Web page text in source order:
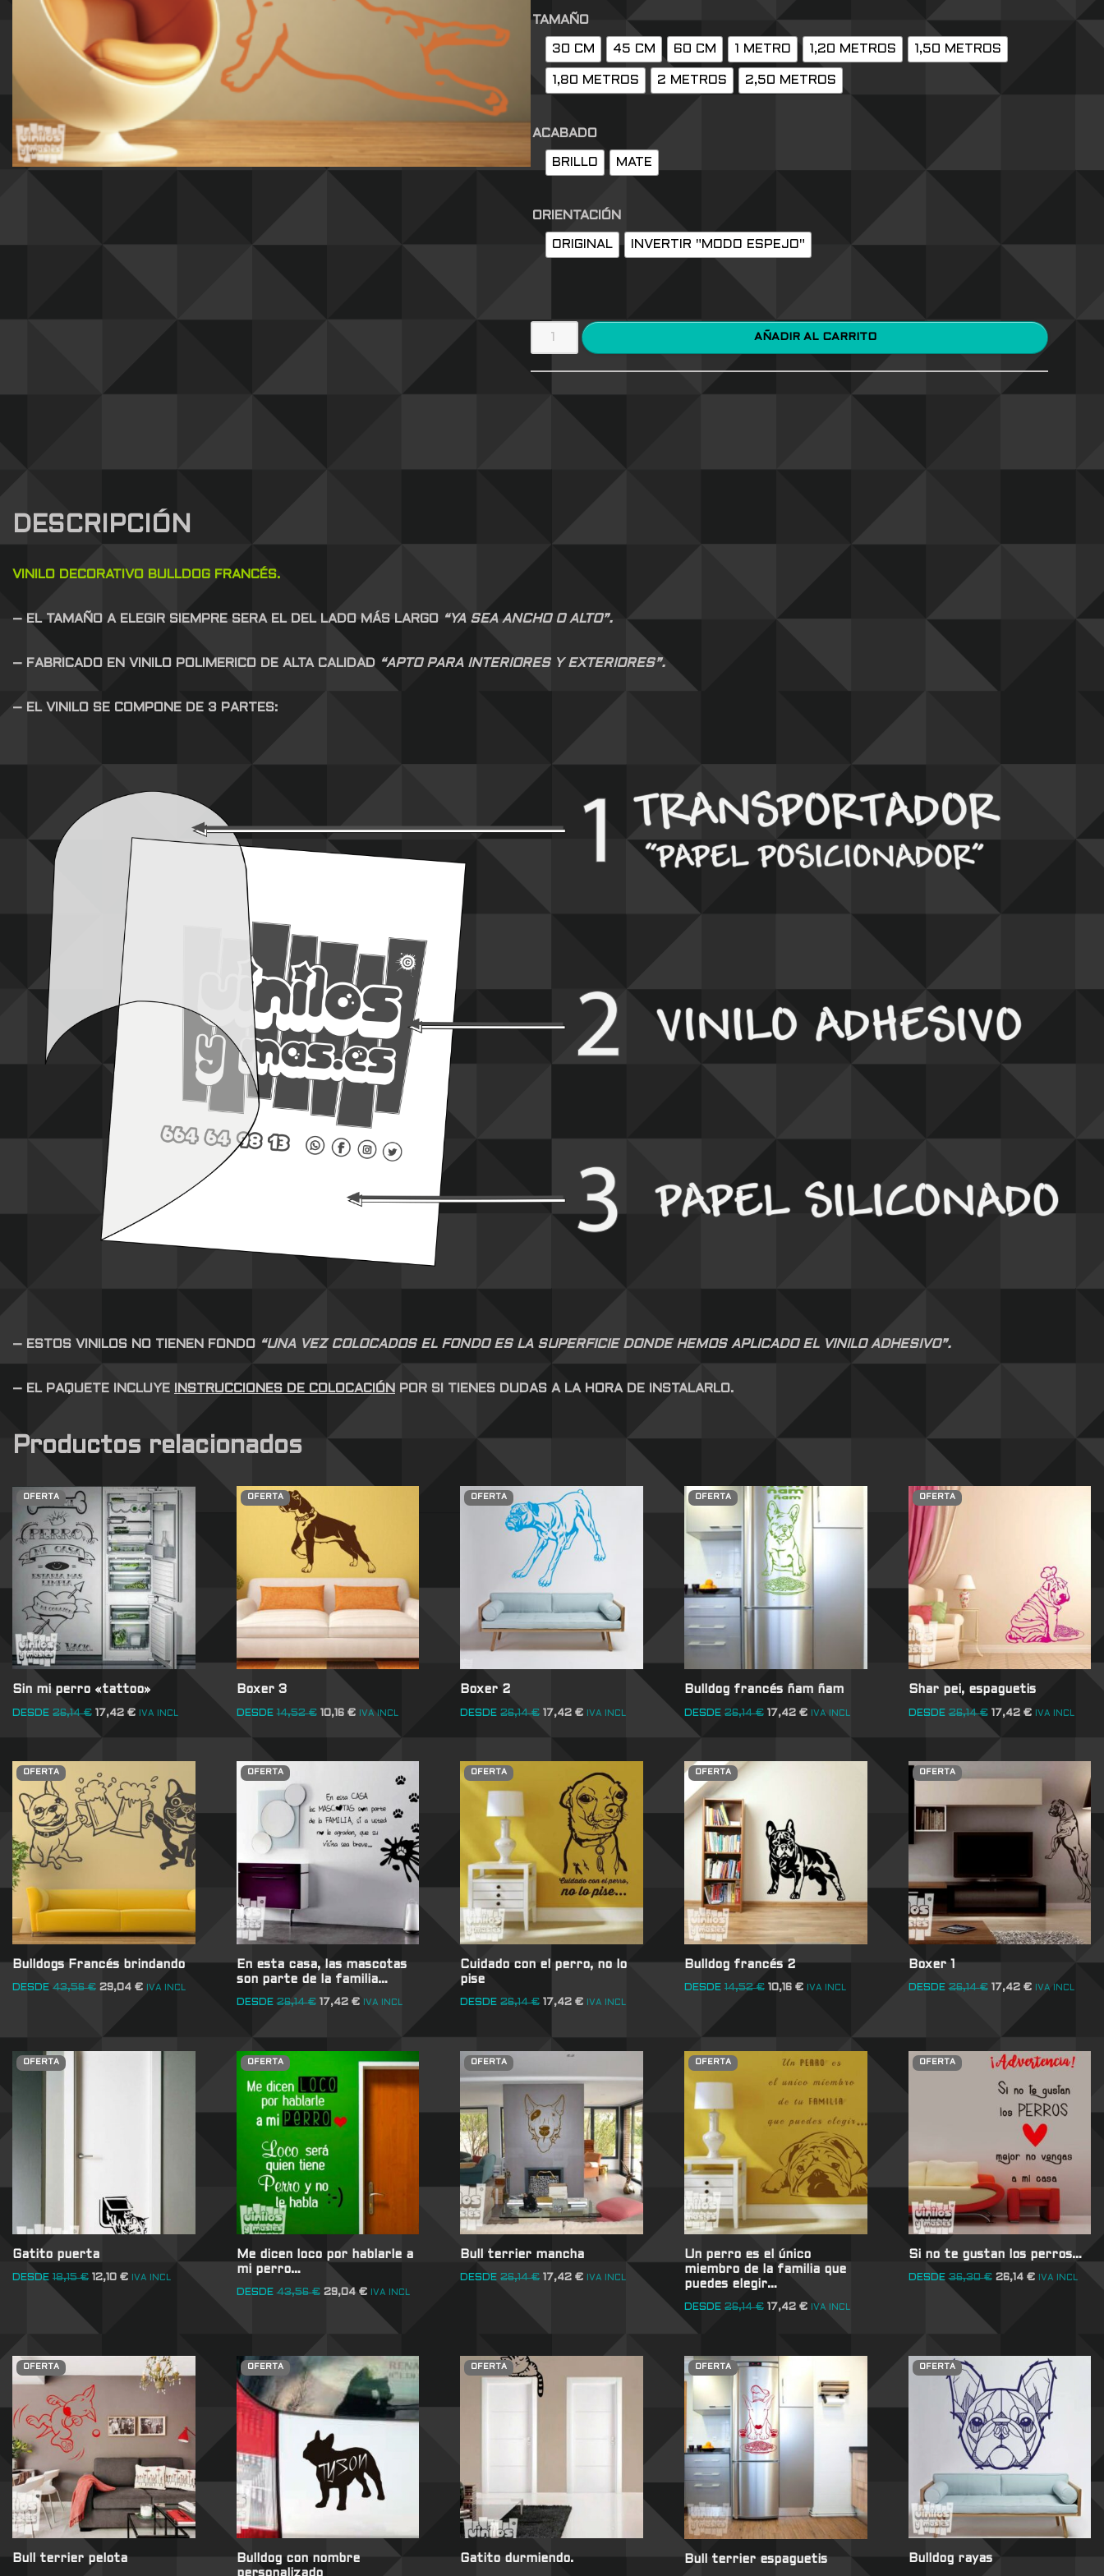
TAMAÑO
30 CM 45 CM 60 CM 1 METRO 1,20 METROS 1,50 METROS
1,80 METROS 2 METROS 2,50 METROS
ACABADO
BRILLO MATE
ORIENTACIÓN
ORIGINAL INVERTIR "MODO ESPEJO"
AÑADIR AL CARRITO
DESCRIPCIÓN
VINILO DECORATIVO BULLDOG FRANCÉS.
– EL TAMAÑO A ELEGIR SIEMPRE SERA EL DEL LADO MÁS LARGO “YA SEA ANCHO O ALTO”.
– FABRICADO EN VINILO POLIMERICO DE ALTA CALIDAD “APTO PARA INTERIORES Y EXTERIORES”.
– EL VINILO SE COMPONE DE 3 PARTES:
– ESTOS VINILOS NO TIENEN FONDO “UNA VEZ COLOCADOS EL FONDO ES LA SUPERFICIE DONDE HEMOS APLICADO EL VINILO ADHESIVO”.
– EL PAQUETE INCLUYE INSTRUCCIONES DE COLOCACIÓN POR SI TIENES DUDAS A LA HORA DE INSTALARLO.
Productos relacionados
OFERTA
Sin mi perro «tattoo»
DESDE 26,14€ 17,42 € IVA INCL
OFERTA
Boxer 3
DESDE 14,52€ 10,16 € IVA INCL
OFERTA
Boxer 2
DESDE 26,14€ 17,42€ IVA INCL
OFERTA
Bulldog francés ñam ñam
DESDE 26,14€ 17,42 € IVA INCL
OFERTA
Shar pei, espaguetis
DESDE 26,14€ 17,42 € IVA INCL
OFERTA
Bulldogs Francés brindando
DESDE 43,56€ 29,04 € IVA INCL
OFERTA
En esta casa, las mascotas
son parte de la familia…
DESDE 26,14€ 17,42 € IVA INCL
OFERTA
Cuidado con el perro, no lo
pise
DESDE 26,14€ 17,42€ IVA INCL
OFERTA
Bulldog francés 2
DESDE 14,52€ 10,16 € IVA INCL
OFERTA
Boxer 1
DESDE 26,14€ 17,42 € IVA INCL
OFERTA
Gatito puerta
DESDE 18,15€ 12,10 € IVA INCL
OFERTA
Me dicen loco por hablarle a
mi perro…
DESDE 43,56€ 29,04€ IVA INCL
OFERTA
Bull terrier mancha
DESDE 26,14€ 17,42€ IVA INCL
OFERTA
Un perro es el único
miembro de la familia que
puedes elegir…
DESDE 26,14€ 17,42 € IVA INCL
OFERTA
Si no te gustan los perros…
DESDE 36,30€ 26,14 € IVA INCL
OFERTA
Bull terrier pelota
OFERTA
Bulldog con nombre
OFERTA
Gatito durmiendo.
OFERTA
Bull terrier espaguetis
OFERTA
Bulldog rayas